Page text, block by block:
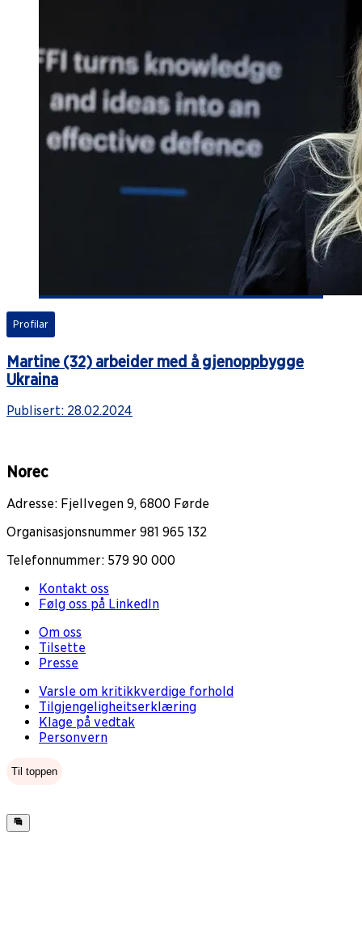
Profilar
Martine (32) arbeider med å gjenoppbygge
Ukraina
Publisert: 28.02.2024
Norec
Adresse: Fjellvegen 9, 6800 Førde
Organisasjonsnummer 981 965 132
Telefonnummer: 579 90 000
Kontakt oss
Følg oss på LinkedIn
Om oss
Tilsette
Presse
Varsle om kritikkverdige forhold
Tilgjengeligheitserklæring
Klage på vedtak
Personvern
Til toppen